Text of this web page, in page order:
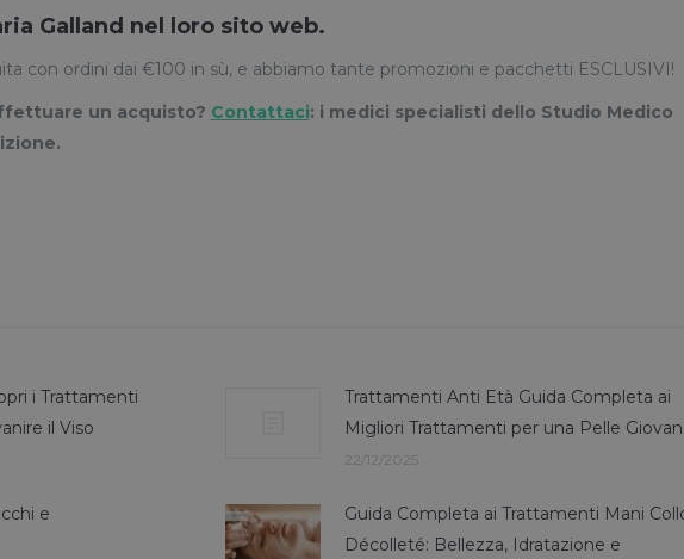
Galland nel loro sito web.
con ordini dai €100 in sù, e abbiamo tante promozioni e pacchetti ESCLUSIVI!
un acquisto? Contattaci: i medici specialisti dello Studio Medico
i Trattamenti
il Viso
Trattamenti Anti Età Guida Completa ai
Migliori Trattamenti per una Pelle
22/12/2025
e
Guida Completa ai Trattamenti Mani
Décolleté: Bellezza, Idratazione e